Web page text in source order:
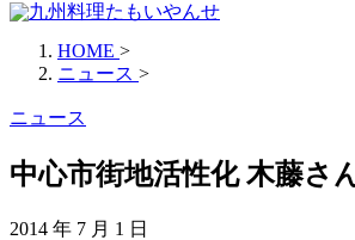
HOME >
ニュース >
ニュース
中心市街地活性化 木藤さ
2014 年 7 月 1 日